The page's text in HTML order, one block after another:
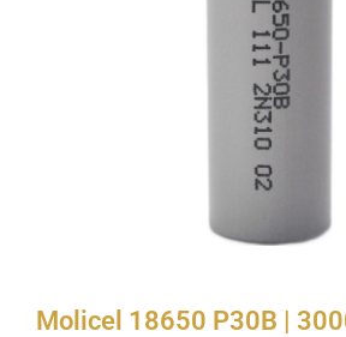
Molicel 18650 P30B |